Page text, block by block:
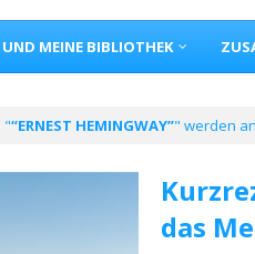
UND MEINE BIBLIOTHEK
" ERNEST HEMINGWAY " werden
das